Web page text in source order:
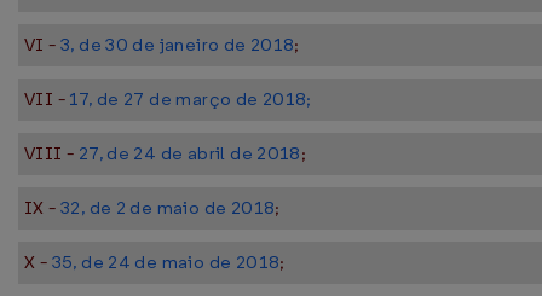
VI - 3, de 30 de janeiro de 2018;
VII - 17, de 27 de março de 2018;
VIII - 27, de 24 de abril de 2018;
IX - 32, de 2 de maio de 2018;
X - 35, de 24 de maio de 2018;